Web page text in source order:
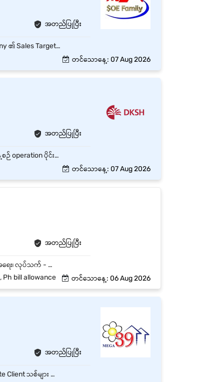
အတည်ပြုပြီး
သတ်မှတ်ထားသော Route အတိုင်း Customer များထံ နေ့စဉ်သွားရောက် Order ကောက်ယူရန်။ Company ၏ Sales Target များကို ပြည့်မီအောင် ဆောင်ရွက်ရန်။ Product အသစ်များနှင့် Promotion များကို Customer များအား မိတ်ဆက်ရန်။ Customer Relationship ကောင်းမွန်စွာ ထိန်းသိမ်းရန်။ Market Information၊ Competitor Activities နှင့် Customer Feedback များကို Report တင်ရန်။ နေ့စဉ် DSSR / Sales Report များကို အချိန်မီ တင်ပြရန်။ Company Policy နှင့် SOP များကို လိုက်နာရန်။ မော်တော်ဆိုင်ကယ် မောင်းနှင်နိုင်ပြီး Driving License ရှိသူ ဦးစားပေး။ Teamwork ကောင်းမွန်ပြီး ရိုးသားကြိုးစားသူ။
တင်သောနေ့: 07 Aug 2026
အတည်ပြုပြီး
Warehouse လုပ်ငန်းစဉ်များ ချောမွေ့ပြီး ထိရောက်မှုရှိစေရန်အတွက် အဖွဲ့ဝင်များနှင့်ဆောင်ရွက်ရမည်။ နေ့စဉ် operation ပိုင်းတွင် invoice များ စီစစ်ပေးခြင်း ပစ္စည်းပို့ခြင်းများဆောင်ရွက်ပေးရမည်။ နေ့စဉ် ပစ္စည်းပို့ခြင်းများဆောင်ရွှက်ပေးခြင်း နေ့စဉ်လုပ်ငန်းတာဝန်များကို Warehous တွင်ချမှတ်ထားသော (SOPs) များအတိုင်းလိုက်နာဆောင်ရွက်ရမည်။ Logistics and Transport Vendors များနှင့် Relationships ကောင်းမွန်အောင်ထိန်းသိမ်းပြီး လုပ်ငန်းစဉ်များ ချောမွေ့အောင် ဆောင်ရွက်ရမည်။
တင်သောနေ့: 07 Aug 2026
အတည်ပြုပြီး
လှိုင်သာယာ၊ ရန်ကုန်တိုင်းတွင်ရှိသော အချိန်ပြည့် အရောင်းဝန်ထမ်း ရာထူး 2 နေရာစာအတွက် အထူးအခွင့်အရေး၊ လုပ်သက် - အတွေ့အကြုံရှိ နှင့် လစဉ် လစာကောင်းကောင်းပေးမည်။ Way ပတ် အော်ဒါကောက်ရမည်။ ဈေးကွက်တွင်နာမည်ရပြီး အောင်မြင်ပြီးသား လူသုံးကုန်ပစ္စည်းများရောင်းချရန်
bill allowance တင်သောနေ့: 06 Aug 2026
အတည်ပြုပြီး
B2B ဖောက်သည်သစ် ရှာဖွေခြင်း: FMCG၊ အစားအသောက်၊ ဆေးဝါးနှင့် အလှကုန် လုပ်ငန်းများမှ Corporate Client သစ်များ ရှာဖွေရန်။ Target ပြည့်မီအောင် ရောင်းချခြင်း: သတ်မှတ်ထားသော လစဉ်/နှစ်စဉ် Sales Target များကို ပြည့်မီအောင် ဆောင်ရွက်ရန်။ ဖောက်သည် ဆက်ဆံရေး ထိန်းသိမ်းခြင်း: Existing Clients များနှင့် ရေရှည်ဆက်ဆံရေး တည်ဆောက်ပြီး Repeat Orders များနှင့် ဈေးနှုန်း ညှိနှိုင်းမှုများ ဆောင်ရွက်ရန်။ Internal Coordination: Client လိုအပ်သည့် Label Specifications များကို Design နှင့် Production Team ထံ အမှားအယွင်းမရှိ ပေါင်းစပ်ညှိနှိုင်း ပေးပို့ရန်။ အစီရင်ခံစာ တင်ပြခြင်း: Sales Pipeline၊ လစဉ်ရောင်းအား အစီရင်ခံစာများနှင့် Payments Follow-up များကို စနစ်တကျ တင်ပြရန်။